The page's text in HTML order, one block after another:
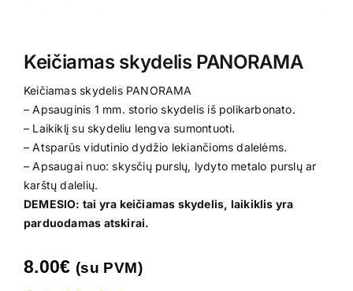
Keičiamas skydelis PANORAMA
Keičiamas skydelis PANORAMA
– Apsauginis 1 mm. storio skydelis iš polikarbonato.
– Laikiklį su skydeliu lengva sumontuoti.
– Atsparūs vidutinio dydžio lekiančioms dalelėms.
– Apsaugai nuo: skysčių purslų, lydyto metalo purslų ar
karštų dalelių.
DEMESIO: tai yra keičiamas skydelis, laikiklis yra
parduodamas atskirai.
8.00€ (su PVM)